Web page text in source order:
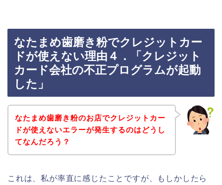
なたまめ歯磨き粉でクレジットカー
ドが使えない理由４．「クレジット
カード会社の不正プログラムが起動
した」
なたまめ歯磨き粉のお店でクレジットカー
ドが使えないエラーが発生するのはどうし
てなんだろう？
これは、私が率直に感じたことですが、もしかしたら